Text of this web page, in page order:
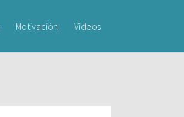
Motivación Videos